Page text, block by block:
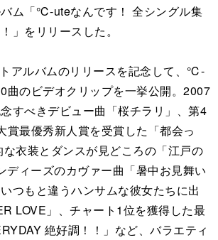
ム「℃-uteなんです！ 全シングル集
」をリリースした。
アルバムのリリースを記念して、℃-
曲のビデオクリップを一挙公開。2007
すべきデビュー曲「桜チラリ」、第4
賞最優秀新人賞を受賞した「都会っ
衣装とダンスが見どころの「江戸の
ディーズのカヴァー曲「暑中お見舞い
つもと違うハンサムな彼女たちに出
LOVE」、チャート1位を獲得した最
絶好調！！」など、バラエティ